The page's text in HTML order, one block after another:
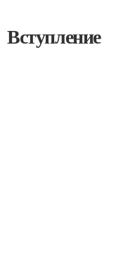
Вступление